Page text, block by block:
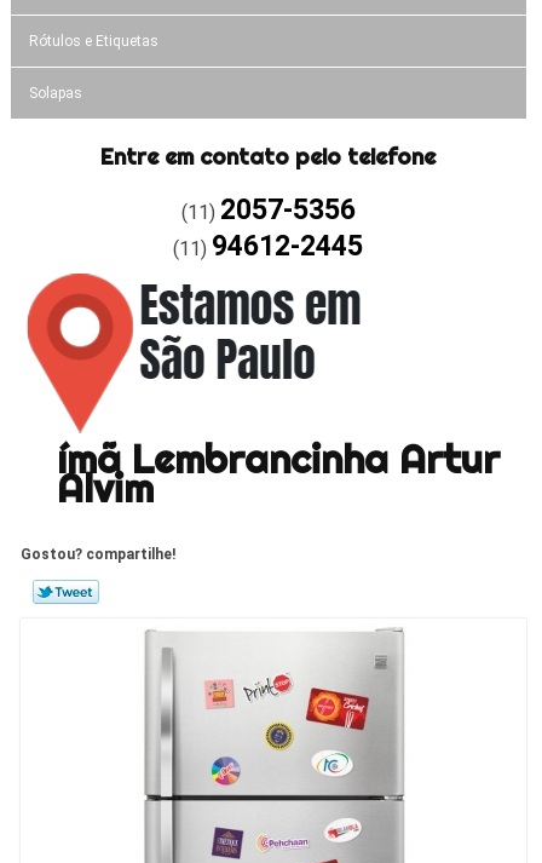
Rótulos e Etiquetas
Solapas
Entre em contato pelo telefone
(11) 2057-5356
(11) 94612-2445
ímã Lembrancinha Artur
Alvim
Gostou? compartilhe!